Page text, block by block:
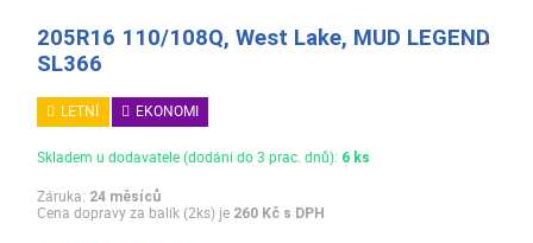
205R16 110/108Q, West Lake, MUD LEGEND
SL366
LETNÍ EKONOMI
Skladem u dodavatele (dodání do 3 prac. dnů): 6 ks
Záruka: 24 měsíců
Cena dopravy za balík (2ks) je 260 Kč s DPH